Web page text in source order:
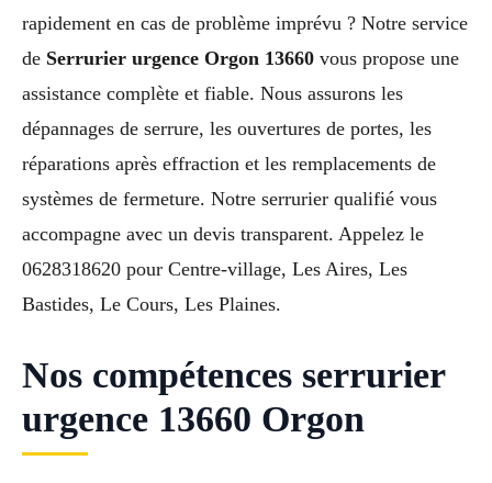
rapidement en cas de problème imprévu ? Notre service
de Serrurier urgence Orgon 13660 vous propose une
assistance complète et fiable. Nous assurons les
dépannages de serrure, les ouvertures de portes, les
réparations après effraction et les remplacements de
systèmes de fermeture. Notre serrurier qualifié vous
accompagne avec un devis transparent. Appelez le
0628318620 pour Centre-village, Les Aires, Les
Bastides, Le Cours, Les Plaines.
Nos compétences serrurier
urgence 13660 Orgon